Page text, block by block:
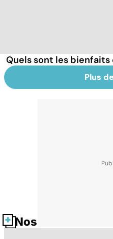
Quels sont les bienfaits
Plus
Nos fiches santé